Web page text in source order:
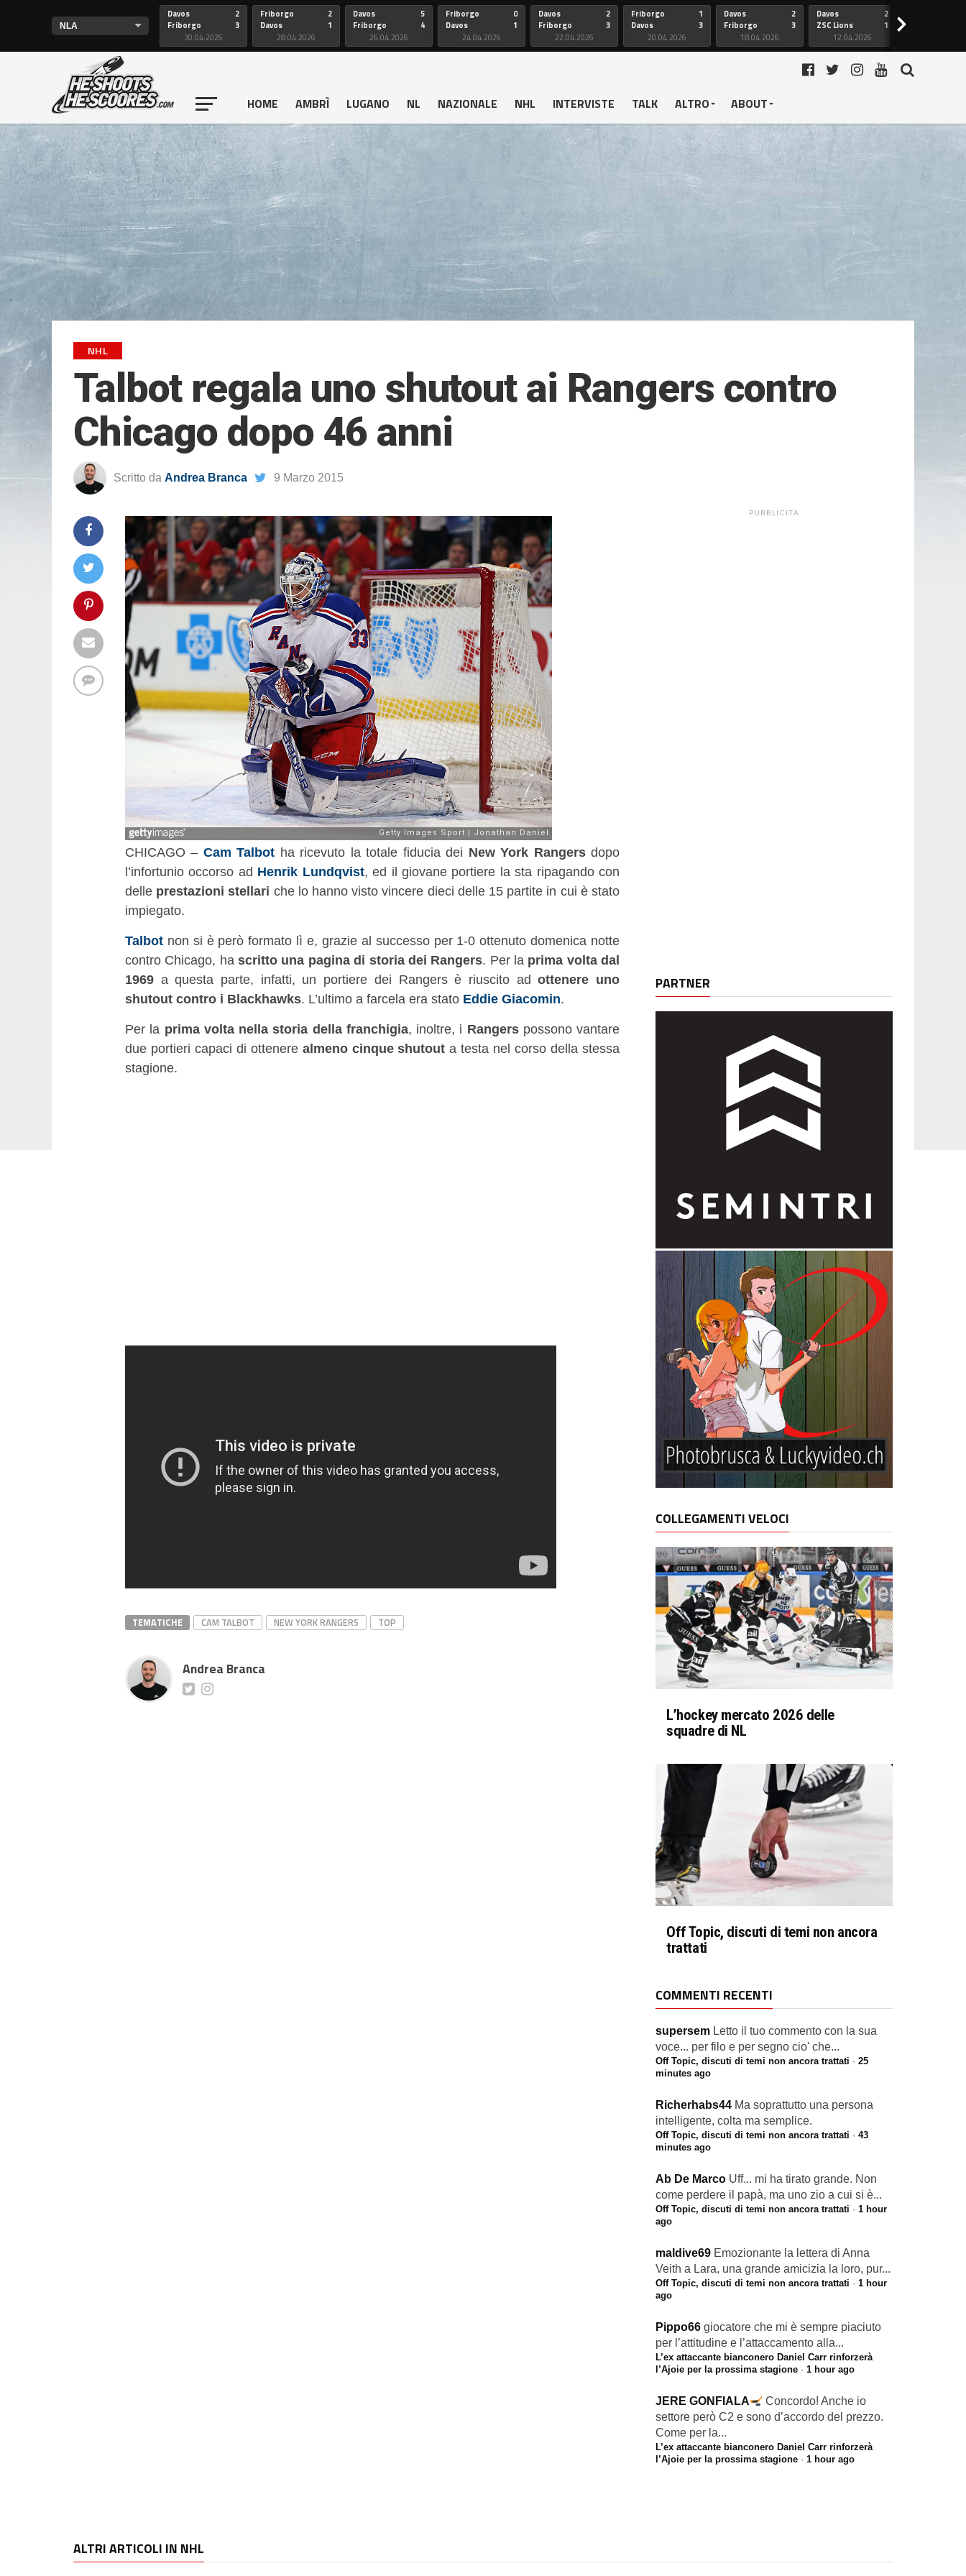
Davos
Friborgo
2
3
30.04.2026
Friborgo
Davos
2
1
28.04.2026
Davos
Friborgo
5
4
26.04.2026
Friborgo
Davos
0
1
24.04.2026
Davos
Friborgo
2
3
22.04.2026
Friborgo
Davos
1
3
20.04.2026
Davos
Friborgo
2
3
18.04.2026
Davos
ZSC Lions
2
1
12.04.2026
>
HOME AMBRÌ LUGANO NL NAZIONALE NHL INTERVISTE TALK ALTRO ABOUT
NHL
Talbot regala uno shutout ai Rangers contro
Chicago dopo 46 anni
Scritto da Andrea Branca 9 Marzo 2015
CHICAGO – Cam Talbot ha ricevuto la totale fiducia dei New York Rangersdopo
l’infortunio occorso ad Henrik Lundqvist, ed il giovane portiere la sta ripagando con
delle prestazioni stellari che lo hanno visto vincere dieci delle 15 partite in cui è stato
impiegato.
Talbot non si è però formato lì e, grazie al successo per 1-0 ottenuto domenica notte
contro Chicago, hascritto una pagina di storia dei Rangers. Per la prima volta dal
1969 a questa parte, infatti, un portiere dei Rangers è riuscito adottenere uno
shutout contro i Blackhawks. L’ultimo a farcela era stato Eddie Giacomin.
Per la prima volta nella storia della franchigia, inoltre, i Rangerspossono vantare
due portieri capaci di ottenere almeno cinque shutout a testa nel corso della stessa
stagione.
TEMATICHE CAM TALBOT NEW YORK RANGERS TOP
Andrea Branca
PUBBLICITÀ
PARTNER
COLLEGAMENTI VELOCI
L’hockey mercato 2026 delle
squadre di NL
Off Topic, discuti di temi non ancora
trattati
COMMENTI RECENTI
supersem Letto il tuo commento con la sua
voce... per filo e per segno cio' che...
Off Topic, discuti di temi non ancora trattati · 25
minutes ago
Richerhabs44 Ma soprattutto una persona
intelligente, colta ma semplice.
Off Topic, discuti di temi non ancora trattati · 43
minutes ago
Ab De Marco Uff... mi ha tirato grande. Non
come perdere il papà, ma uno zio a cui si è...
Off Topic, discuti di temi non ancora trattati · 1 hour
ago
maldive69 Emozionante la lettera di Anna
Veith a Lara, una grande amicizia la loro, pur...
Off Topic, discuti di temi non ancora trattati · 1 hour
ago
Pippo66 giocatore che mi è sempre piaciuto
per l’attitudine e l’attaccamento alla...
L’ex attaccante bianconero Daniel Carr rinforzerà
l’Ajoie per la prossima stagione · 1 hour ago
JERE GONFIALA
Concordo! Anche io
settore però C2 e sono d’accordo del prezzo.
Come per la...
L’ex attaccante bianconero Daniel Carr rinforzerà
l’Ajoie per la prossima stagione · 1 hour ago
ALTRI ARTICOLI IN NHL